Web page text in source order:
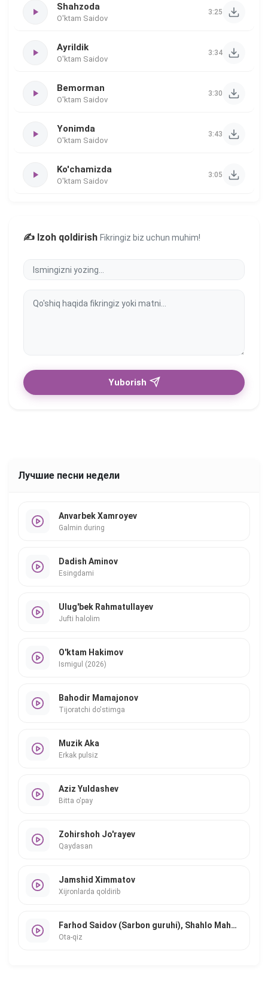
Shahzoda
O'ktam Saidov
3:25
Ayrildik
O'ktam Saidov
3:34
Bemorman
O'ktam Saidov
3:30
Yonimda
O'ktam Saidov
3:43
Ko'chamizda
O'ktam Saidov
3:05
✍️ Izoh qoldirish Fikringiz biz uchun muhim!
Yuborish
Лучшие песни недели
Anvarbek Xamroyev
Galmin during
Dadish Aminov
Esingdami
Ulug'bek Rahmatullayev
Jufti halolim
O'ktam Hakimov
Ismigul (2026)
Bahodir Mamajonov
Tijoratchi do'stimga
Muzik Aka
Erkak pulsiz
Aziz Yuldashev
Bitta o'pay
Zohirshoh Jo'rayev
Qaydasan
Jamshid Ximmatov
Xijronlarda qoldirib
Farhod Saidov (Sarbon guruhi), Shahlo Mahmudova
Ota-qiz